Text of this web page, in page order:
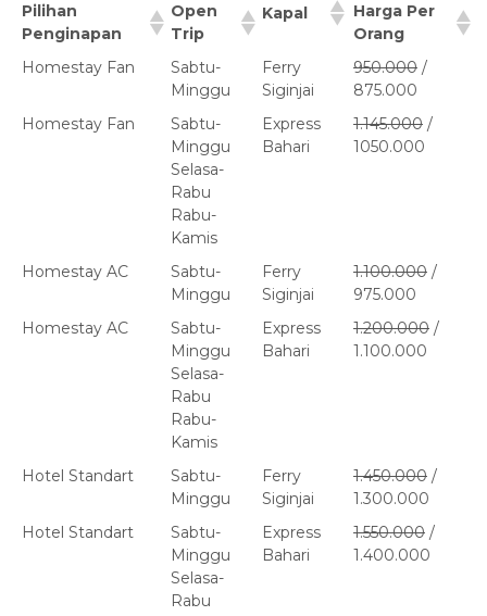
Pilihan
Penginapan
Open
Trip
Kapal
Harga Per
Orang
Homestay Fan
Sabtu-
Minggu
Ferry
Siginjai
950.000 /
875.000
Homestay Fan
Sabtu-
Minggu
Selasa-
Rabu
Rabu-
Kamis
Express
Bahari
1.145.000 /
1050.000
Homestay AC
Sabtu-
Minggu
Ferry
Siginjai
1.100.000 /
975.000
Homestay AC
Sabtu-
Minggu
Selasa-
Rabu
Rabu-
Kamis
Express
Bahari
1.200.000 /
1.100.000
Hotel Standart
Sabtu-
Minggu
Ferry
Siginjai
1.450.000 /
1.300.000
Hotel Standart
Sabtu-
Minggu
Selasa-
Rabu
Express
Bahari
1.550.000 /
1.400.000